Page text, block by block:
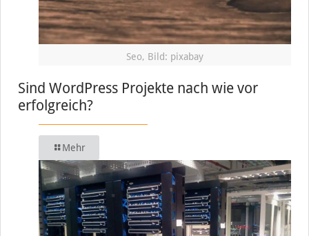
Seo, Bild: pixabay
Sind WordPress Projekte nach wie vor
erfolgreich?
Mehr